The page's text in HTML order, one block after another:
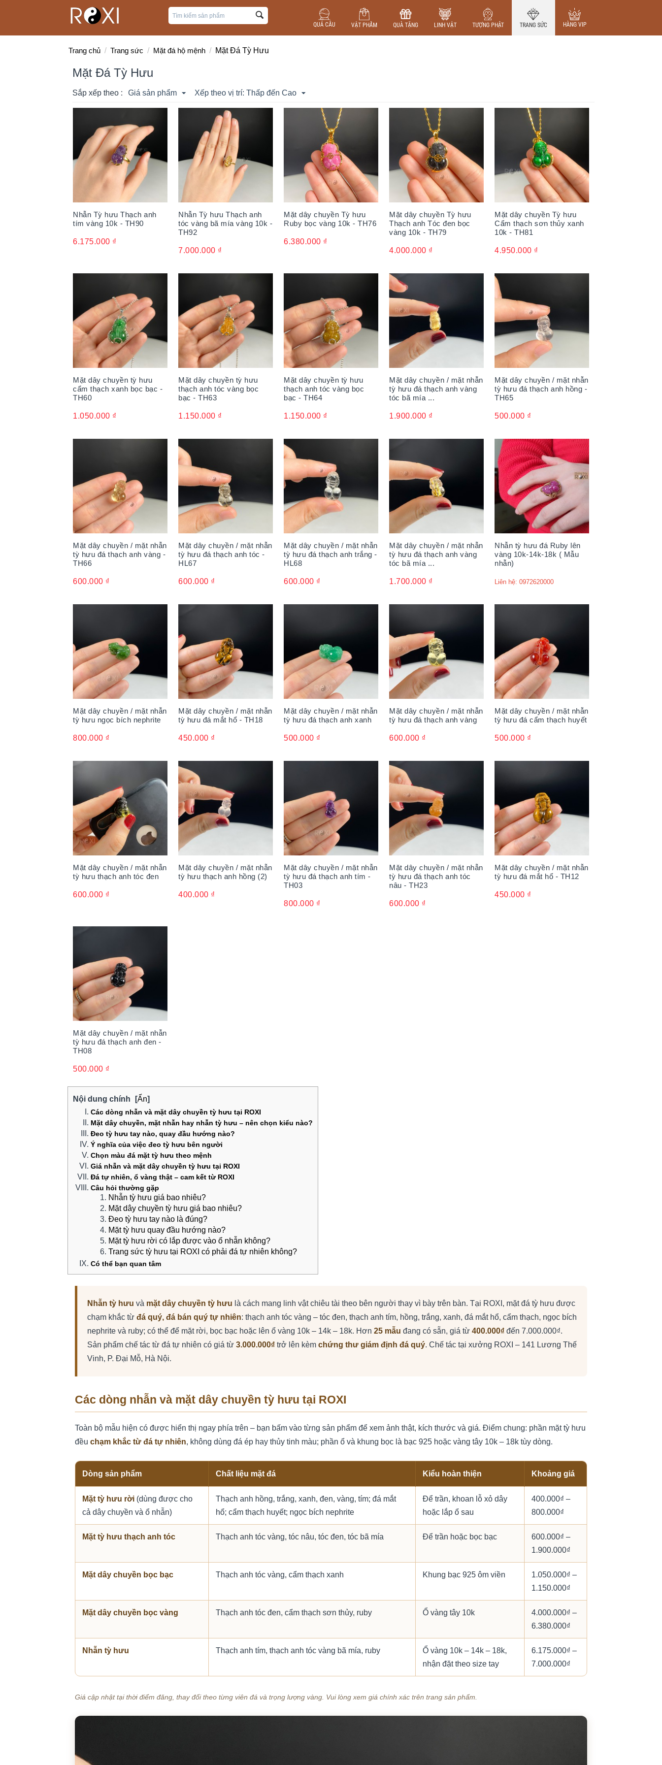
QUẢ CẦU VẬT PHẨM QUÀ TẶNG LINH VẬT TƯỢNG PHẬT TRANG SỨC HÀNG VIP
Trang chủ / Trang sức / Mặt đá hộ mệnh / Mặt Đá Tỳ Hưu
Mặt Đá Tỳ Hưu
Sắp xếp theo : Giá sản phẩm Xếp theo vị trí: Thấp đến Cao
Nhẫn Tỳ hưu Thạch anh
tím vàng 10k - TH90
6.175.000 ₫
Nhẫn Tỳ hưu Thạch anh
tóc vàng bã mía vàng 10k -
TH92
7.000.000 ₫
Mặt dây chuyền Tỳ hưu
Ruby bọc vàng 10k - TH76
6.380.000 ₫
Mặt dây chuyền Tỳ hưu
Thạch anh Tóc đen bọc
vàng 10k - TH79
4.000.000 ₫
Mặt dây chuyền Tỳ hưu
Cẩm thạch sơn thủy xanh
10k - TH81
4.950.000 ₫
Mặt dây chuyền tỳ hưu
cẩm thạch xanh bọc bạc -
TH60
1.050.000 ₫
Mặt dây chuyền tỳ hưu
thạch anh tóc vàng bọc
bạc - TH63
1.150.000 ₫
Mặt dây chuyền tỳ hưu
thạch anh tóc vàng bọc
bạc - TH64
1.150.000 ₫
Mặt dây chuyền / mặt nhẫn
tỳ hưu đá thạch anh vàng
tóc bã mía ...
1.900.000 ₫
Mặt dây chuyền / mặt nhẫn
tỳ hưu đá thạch anh hồng -
TH65
500.000 ₫
Mặt dây chuyền / mặt nhẫn
tỳ hưu đá thạch anh vàng -
TH66
600.000 ₫
Mặt dây chuyền / mặt nhẫn
tỳ hưu đá thạch anh tóc -
HL67
600.000 ₫
Mặt dây chuyền / mặt nhẫn
tỳ hưu đá thạch anh trắng -
HL68
600.000 ₫
Mặt dây chuyền / mặt nhẫn
tỳ hưu đá thạch anh vàng
tóc bã mía ...
1.700.000 ₫
Nhẫn tỳ hưu đá Ruby lên
vàng 10k-14k-18k ( Mẫu
nhẫn)
Liên hệ: 0972620000
Mặt dây chuyền / mặt nhẫn
tỳ hưu ngọc bích nephrite
800.000 ₫
Mặt dây chuyền / mặt nhẫn
tỳ hưu đá mắt hổ - TH18
450.000 ₫
Mặt dây chuyền / mặt nhẫn
tỳ hưu đá thạch anh xanh
500.000 ₫
Mặt dây chuyền / mặt nhẫn
tỳ hưu đá thạch anh vàng
600.000 ₫
Mặt dây chuyền / mặt nhẫn
tỳ hưu đá cẩm thạch huyết
500.000 ₫
Mặt dây chuyền / mặt nhẫn
tỳ hưu thạch anh tóc đen
600.000 ₫
Mặt dây chuyền / mặt nhẫn
tỳ hưu thạch anh hồng (2)
400.000 ₫
Mặt dây chuyền / mặt nhẫn
tỳ hưu đá thạch anh tím -
TH03
800.000 ₫
Mặt dây chuyền / mặt nhẫn
tỳ hưu đá thạch anh tóc
nâu - TH23
600.000 ₫
Mặt dây chuyền / mặt nhẫn
tỳ hưu đá mắt hổ - TH12
450.000 ₫
Mặt dây chuyền / mặt nhẫn
tỳ hưu đá thạch anh đen -
TH08
500.000 ₫
Nội dung chính [Ẩn]
Các dòng nhẫn và mặt dây chuyền tỳ hưu tại ROXI
Mặt dây chuyền, mặt nhẫn hay nhẫn tỳ hưu – nên chọn kiểu nào?
Đeo tỳ hưu tay nào, quay đầu hướng nào?
Ý nghĩa của việc đeo tỳ hưu bên người
Chọn màu đá mặt tỳ hưu theo mệnh
Giá nhẫn và mặt dây chuyền tỳ hưu tại ROXI
Đá tự nhiên, ổ vàng thật – cam kết từ ROXI
Câu hỏi thường gặp
Nhẫn tỳ hưu giá bao nhiêu?
Mặt dây chuyền tỳ hưu giá bao nhiêu?
Đeo tỳ hưu tay nào là đúng?
Mặt tỳ hưu quay đầu hướng nào?
Mặt tỳ hưu rời có lắp được vào ổ nhẫn không?
Trang sức tỳ hưu tại ROXI có phải đá tự nhiên không?
Có thể bạn quan tâm
Nhẫn tỳ hưu và mặt dây chuyền tỳ hưu là cách mang linh vật chiêu tài theo bên người thay vì bày trên bàn. Tại ROXI, mặt đá tỳ hưu được
chạm khắc từ đá quý, đá bán quý tự nhiên: thạch anh tóc vàng – tóc đen, thạch anh tím, hồng, trắng, xanh, đá mắt hổ, cẩm thạch, ngọc bích
nephrite và ruby; có thể để mặt rời, bọc bạc hoặc lên ổ vàng 10k – 14k – 18k. Hơn 25 mẫu đang có sẵn, giá từ 400.000₫ đến 7.000.000₫.
Sản phẩm chế tác từ đá tự nhiên có giá từ 3.000.000₫ trở lên kèm chứng thư giám định đá quý. Chế tác tại xưởng ROXI – 141 Lương Thế
Vinh, P. Đại Mỗ, Hà Nội.
Các dòng nhẫn và mặt dây chuyền tỳ hưu tại ROXI
Toàn bộ mẫu hiện có được hiển thị ngay phía trên – bạn bấm vào từng sản phẩm để xem ảnh thật, kích thước và giá. Điểm chung: phần mặt tỳ hưu
đều chạm khắc từ đá tự nhiên, không dùng đá ép hay thủy tinh màu; phần ổ và khung bọc là bạc 925 hoặc vàng tây 10k – 18k tùy dòng.
Dòng sản phẩm Chất liệu mặt đá Kiểu hoàn thiện Khoảng giá
Mặt tỳ hưu rời (dùng được cho
cả dây chuyền và ổ nhẫn)
Thạch anh hồng, trắng, xanh, đen, vàng, tím; đá mắt
hổ; cẩm thạch huyết; ngọc bích nephrite
Để trần, khoan lỗ xỏ dây
hoặc lắp ổ sau
400.000₫ –
800.000₫
Mặt tỳ hưu thạch anh tóc Thạch anh tóc vàng, tóc nâu, tóc đen, tóc bã mía Để trần hoặc bọc bạc
600.000₫ –
1.900.000₫
Mặt dây chuyền bọc bạc Thạch anh tóc vàng, cẩm thạch xanh Khung bạc 925 ôm viền
1.050.000₫ –
1.150.000₫
Mặt dây chuyền bọc vàng Thạch anh tóc đen, cẩm thạch sơn thủy, ruby Ổ vàng tây 10k
4.000.000₫ –
6.380.000₫
Nhẫn tỳ hưu Thạch anh tím, thạch anh tóc vàng bã mía, ruby
Ổ vàng 10k – 14k – 18k,
nhận đặt theo size tay
6.175.000₫ –
7.000.000₫
Giá cập nhật tại thời điểm đăng, thay đổi theo từng viên đá và trọng lượng vàng. Vui lòng xem giá chính xác trên trang sản phẩm.